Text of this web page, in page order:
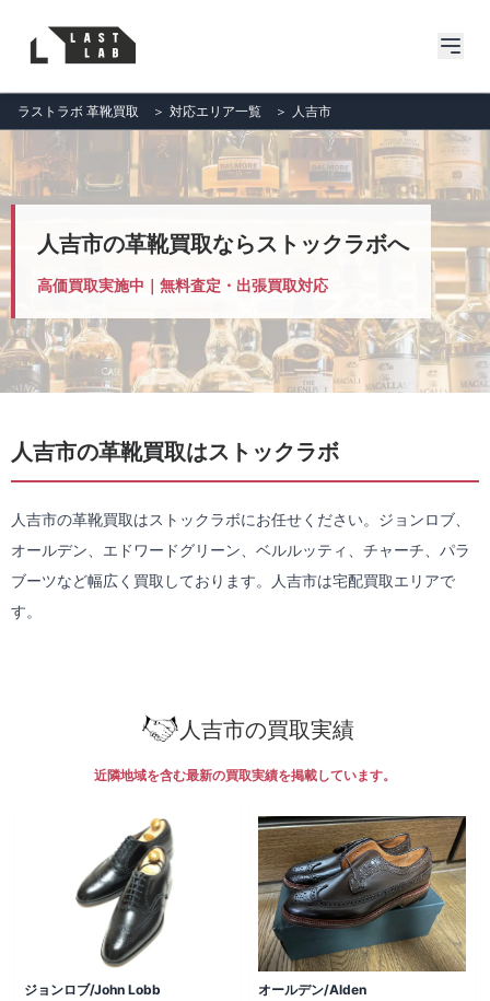
ラストラボ 革靴買取 ＞ 対応エリア一覧 ＞ 人吉市
人吉市の革靴買取ならストックラボへ
高価買取実施中｜無料査定・出張買取対応
人吉市の革靴買取はストックラボ
人吉市の革靴買取はストックラボにお任せください。ジョンロブ、
オールデン、エドワードグリーン、ベルルッティ、チャーチ、パラ
ブーツなど幅広く買取しております。人吉市は宅配買取エリアで
す。
人吉市の買取実績
近隣地域を含む最新の買取実績を掲載しています。
ジョンロブ/John Lobb
オールデン/Alden